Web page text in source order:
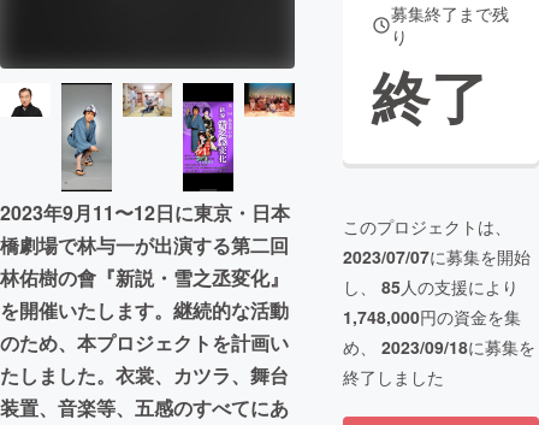
2023年9月11〜12日に東京・日本
橋劇場で林与一が出演する第二回
林佑樹の會『新説・雪之丞変化』
を開催いたします。継続的な活動
のため、本プロジェクトを計画い
たしました。衣裳、カツラ、舞台
装置、音楽等、五感のすべてにあ
募集終了まで残
り
終了
このプロジェクトは、
2023/07/07に募集を開始
し、 85人の支援により
1,748,000円の資金を集
め、 2023/09/18に募集を
終了しました